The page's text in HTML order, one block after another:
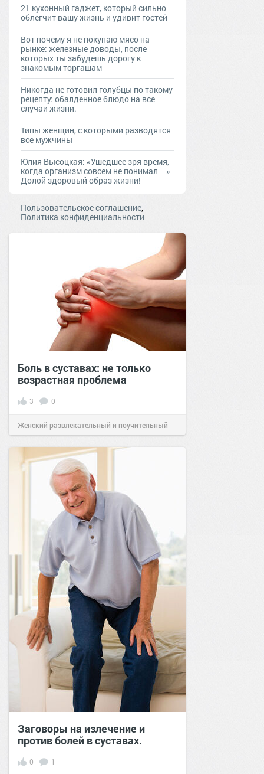
21 кухонный гаджет, который сильно
облегчит вашу жизнь и удивит гостей
Вот почему я не покупаю мясо на
рынке: железные доводы, после
которых ты забудешь дорогу к
знакомым торгашам
Никогда не готовил голубцы по такому
рецепту: обалденное блюдо на все
случаи жизни.
Типы женщин, с которыми разводятся
все мужчины
Юлия Высоцкая: «Ушедшее зря время,
когда организм совсем не понимал…»
Долой здоровый образ жизни!
Пользовательское соглашение,
Политика конфиденциальности
Боль в суставах: не только
возрастная проблема
3 0
Женский развлекательный и поучительный
сайт.21:1108 апр 2026
Заговоры на излечение и
против болей в суставах.
0 1